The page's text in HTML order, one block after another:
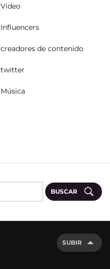
Video
Influencers
creadores de contenido
twitter
Música
BUSCAR
SUBIR